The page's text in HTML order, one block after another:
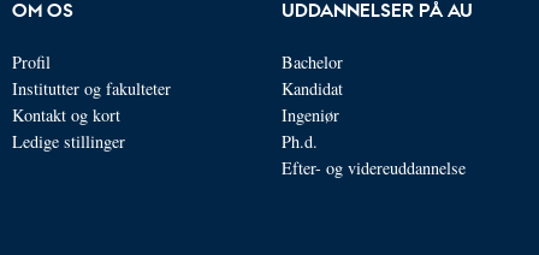
OM OS
Profil
Institutter og fakulteter
Kontakt og kort
Ledige stillinger
UDDANNELSER PÅ AU
Bachelor
Kandidat
Ingeniør
Ph.d.
Efter- og videreuddannelse